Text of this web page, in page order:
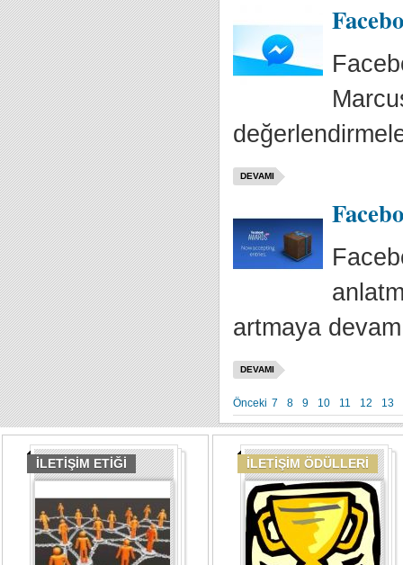
DEVAMI
artmaya
DEVAMI
Önceki 7 8 9 10 11 12 13
İLETİŞİM ETİĞİ İLETİŞİM ÖDÜLLERİ